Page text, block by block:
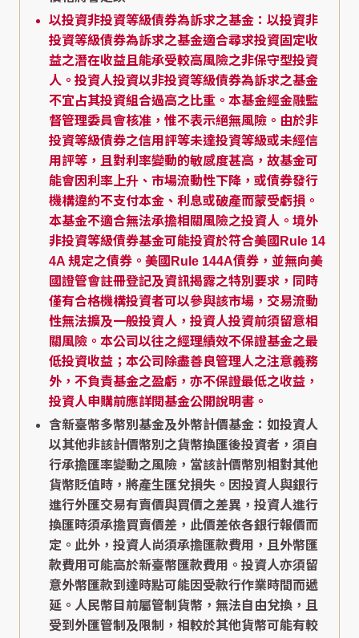
以投資非投資等級債券為訴求之基金：以投資非
投資等級債券為訴求之基金適合尋求投資固定收
益之潛在收益且能承受較高風險之非保守型投資
人。投資人投資以非投資等級債券為訴求之基金
不宜占其投資組合過高之比重。本基金經金融監
督管理委員會核准，惟不表示絕無風險。由於非
投資等級債券之信用評等未達投資等級或未經信
用評等，且對利率變動的敏感度甚高，故基金可
能會因利率上升、市場流動性下降，或債券發行
機構違約不支付本金、利息或破產而蒙受虧損。
本基金不適合無法承擔相關風險之投資人。境外
非投資等級債券基金可能投資於符合美國Rule 14
4A 規定之債券。美國Rule 144A債券，並無向美
國證管會註冊登記及資訊揭露之特別要求，同時
僅有合格機構投資者可以參與該市場，交易流動
性無法擴及一般投資人，投資人投資前須留意相
關風險。本公司以往之經理績效不保證基金之最
低投資收益；本公司除盡善良管理人之注意義務
外，不負責基金之盈虧，亦不保證最低之收益，
投資人申購前應詳閱基金公開說明書。
含新臺幣多幣別基金及外幣計價基金：如投資人
以其他非該計價幣別之貨幣換匯後投資者，須自
行承擔匯率變動之風險，當該計價幣別相對其他
貨幣貶值時，將產生匯兌損失。因投資人與銀行
進行外匯交易有賣價與買價之差異，投資人進行
換匯時須承擔買賣價差，此價差依各銀行報價而
定。此外，投資人尚須承擔匯款費用，且外幣匯
款費用可能高於新臺幣匯款費用。投資人亦須留
意外幣匯款到達時點可能因受款行作業時間而遞
延。人民幣目前屬管制貨幣，無法自由兌換，且
受到外匯管制及限制，相較於其他貨幣可能有較